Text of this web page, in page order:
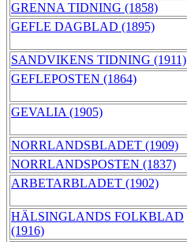
GRENNA TIDNING (1858)
GEFLE DAGBLAD (1895)
SANDVIKENS TIDNING (1911)
GEFLEPOSTEN (1864)
GEVALIA (1905)
NORRLANDSBLADET (1909)
NORRLANDSPOSTEN (1837)
ARBETARBLADET (1902)
HÄLSINGLANDS FOLKBLAD
(1916)